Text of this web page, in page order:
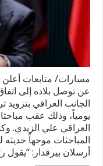
مسارات/ متابعات
عن توصل بلاده إلى
الجانب العراقي بتزويد
يومياً، وذلك عقب
العراقي علي الزيدي.
المباحثات موجهاً حديثه
أرسلان بيرقدار: